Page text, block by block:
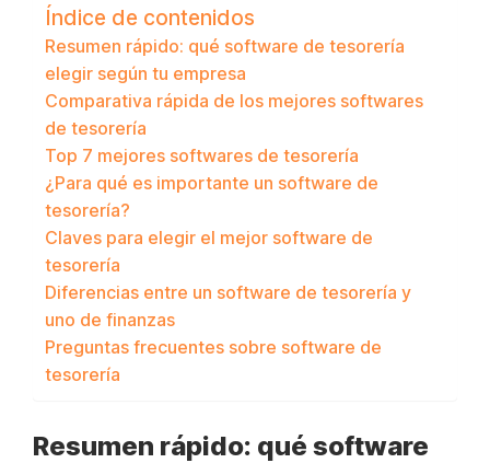
Índice de contenidos
Resumen rápido: qué software de tesorería
elegir según tu empresa
Comparativa rápida de los mejores softwares
de tesorería
Top 7 mejores softwares de tesorería
¿Para qué es importante un software de
tesorería?
Claves para elegir el mejor software de
tesorería
Diferencias entre un software de tesorería y
uno de finanzas
Preguntas frecuentes sobre software de
tesorería
Resumen rápido: qué software